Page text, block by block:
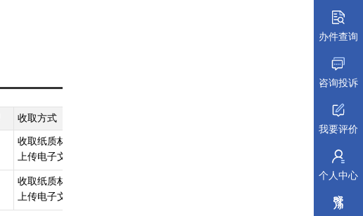
收取方式
收取纸质材料、
上传电子文件
收取纸质材料、
上传电子文件
查看依据
办件查询
咨询投诉
我要评价
个人中心